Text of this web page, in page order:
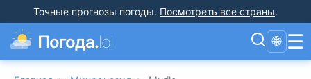
Точные прогнозы погоды. Посмотреть все страны.
Погода.lol 🌐 ☰